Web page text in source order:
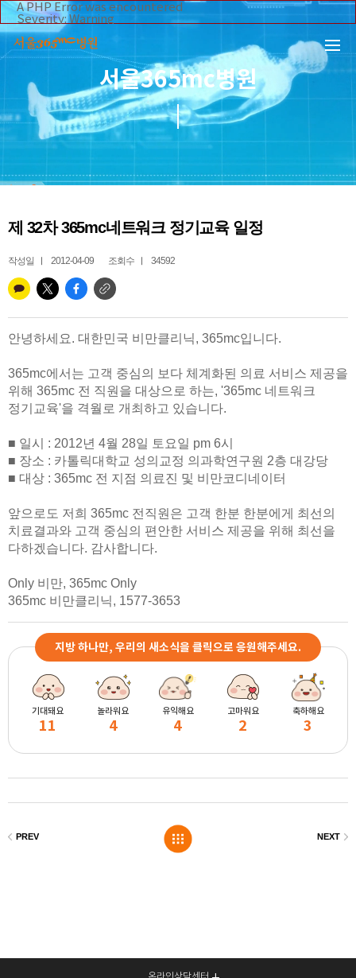
A PHP Error was encountered
Severity: Warning
Message: Invalid argument supplied for foreach()
Filename: _inc/header_body.php
Line Number: 108
File:
/home/suction/public_html/application/views/mobile/
Line: 108
Function: _error_handler
File:
/home/suction/public_html/application/views/mobile/
Line: 295
File:
/home/suction/public_html/application/core/
File:
/home/suction/public_html/application/controllers/
Function: view_print
File: /home/suction/public_html/index.php
Line: 327
Function: require_once
본문 바로가기
서울365mc병원
제 32차 365mc네트워크 정기교육 일정
작성일 2012-04-09 조회수 34592
안녕하세요. 대한민국 비만클리닉, 365mc입니다.
365mc에서는 고객 중심의 보다 체계화된 의료 서비스 제공을
위해 365mc 전 직원을 대상으로 하는, '365mc 네트워크
정기교육'을 격월로 개최하고 있습니다.
■ 일시 : 2012년 4월 28일 토요일 pm 6시
■ 장소 : 카톨릭대학교 성의교정 의과학연구원 2층 대강당
■ 대상 : 365mc 전 지점 의료진 및 비만코디네이터
앞으로도 저희 365mc 전직원은 고객 한분 한분에게 최선의
치료결과와 고객 중심의 편안한 서비스 제공을 위해 최선을
다하겠습니다. 감사합니다.
Only 비만, 365mc Only
365mc 비만클리닉, 1577-3653
지방 하나만, 우리의 새소식을 클릭으로 응원해주세요.
기대돼요
11
놀라워요
4
유익해요
4
고마워요
2
축하해요
3